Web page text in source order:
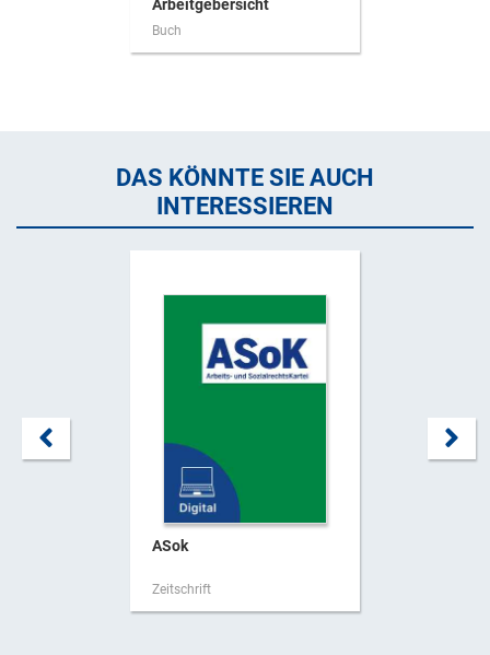
Arbeitgebersicht
Buch
DAS KÖNNTE SIE AUCH
INTERESSIEREN
ASok
Zeitschrift